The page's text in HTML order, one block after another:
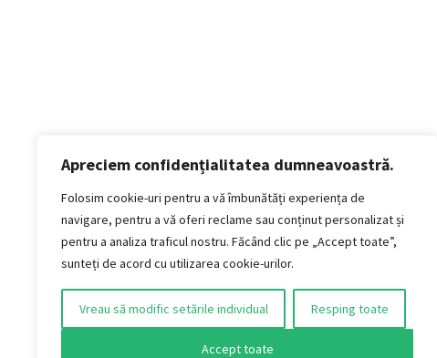
Apreciem confidențialitatea dumneavoastră.
Folosim cookie-uri pentru a vă îmbunătăți experiența de
navigare, pentru a vă oferi reclame sau conținut personalizat și
pentru a analiza traficul nostru. Făcând clic pe „Accept toate”,
sunteți de acord cu utilizarea cookie-urilor.
Vreau să modific setările individual Resping toate
Accept toate
Politică de confidențialitate
Termeni si conditii
Politica de cookies
Politica de livrare și retur
Politica de plată
Formular Retur
AUDIO VINTAGE S.R.L.